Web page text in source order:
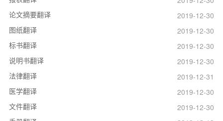
论文摘要翻译
2019-12-30
图纸翻译
2019-12-30
标书翻译
2019-12-30
说明书翻译
2019-12-30
法律翻译
2019-12-31
医学翻译
2019-12-30
文件翻译
2019-12-30